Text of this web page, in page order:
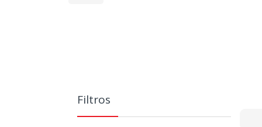
Filtros